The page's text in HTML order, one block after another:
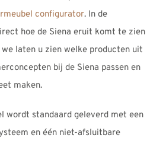
configurator. In de
hoe de Siena eruit komt te zien
laten u zien welke producten uit
bij de Siena passen en
maken.
wordt standaard geleverd met een
en één niet-afsluitbare